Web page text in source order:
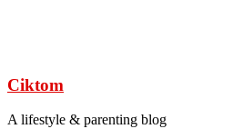
Ciktom
A lifestyle & parenting blog